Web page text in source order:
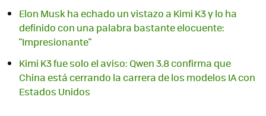
Elon Musk ha echado un vistazo a Kimi K3 y lo ha
definido con una palabra bastante elocuente:
"Impresionante"
Kimi K3 fue solo el aviso: Qwen 3.8 confirma que
China está cerrando la carrera de los modelos IA con
Estados Unidos